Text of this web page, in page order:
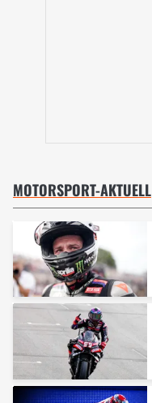
MOTORSPORT-AKTUELL